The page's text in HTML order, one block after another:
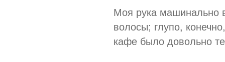
Моя рука машинально
волосы; глупо,
кафе было довольно